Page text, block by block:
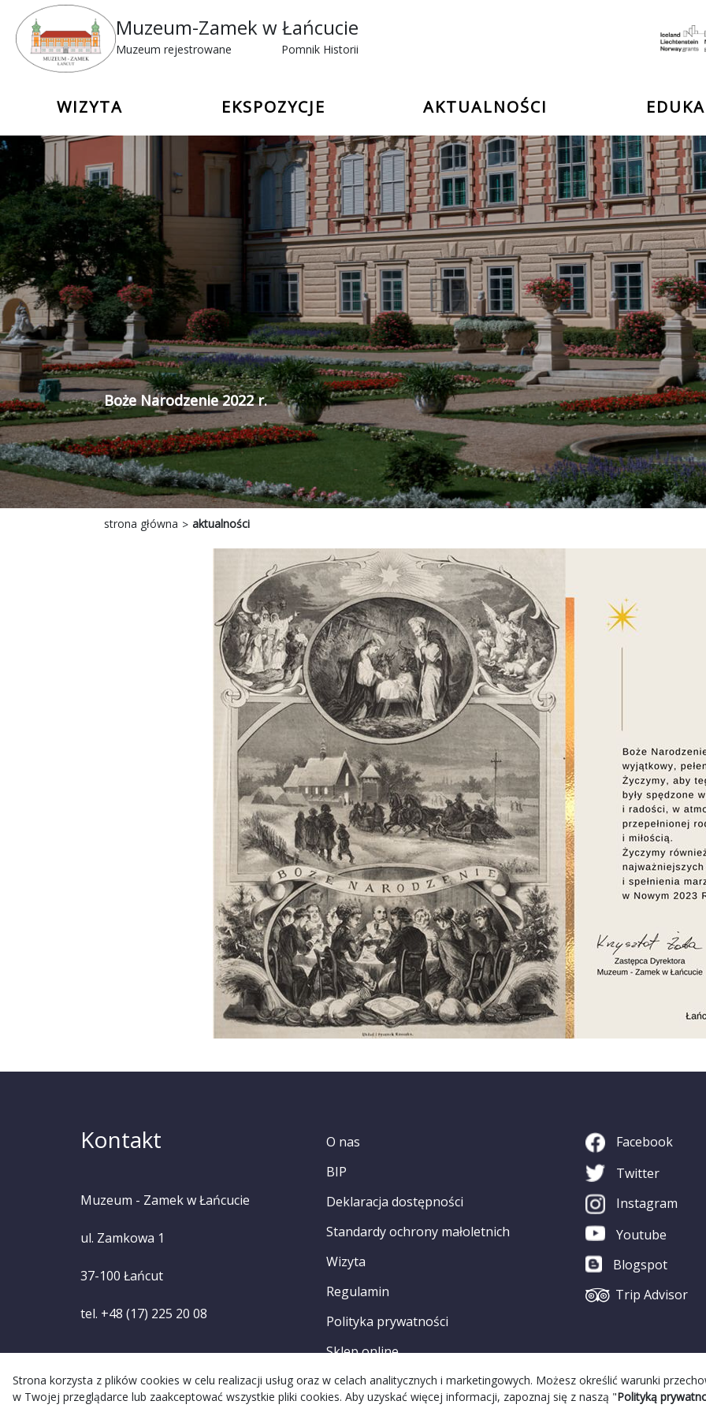
Muzeum-Zamek w Łańcucie
Muzeum rejestrowane Pomnik Historii
WIZYTA EKSPOZYCJE AKTUALNOŚCI
Boże Narodzenie 2022 r.
strona główna aktualności
Strona korzysta z plików cookies w celu realizacji usług oraz w celach analitycznych i marketingowych. Możesz określić warunki
w Twojej przeglądarce lub zaakceptować wszystkie pliki cookies. Aby uzyskać więcej informacji, zapoznaj się z naszą "Polityką
Kontakt
Muzeum - Zamek w Łańcucie
ul. Zamkowa 1
37-100 Łańcut
tel. +48 (17) 225 20 08
O nas
BIP
Deklaracja dostępności
Standardy ochrony małoletnich
Wizyta
Regulamin
Polityka prywatności
Sklep online
Facebook
Twitter
Instagram
Youtube
Blogspot
Trip Advisor
Realizacja Strony: Grupa WW GovTech || Strona WCAG © 2022